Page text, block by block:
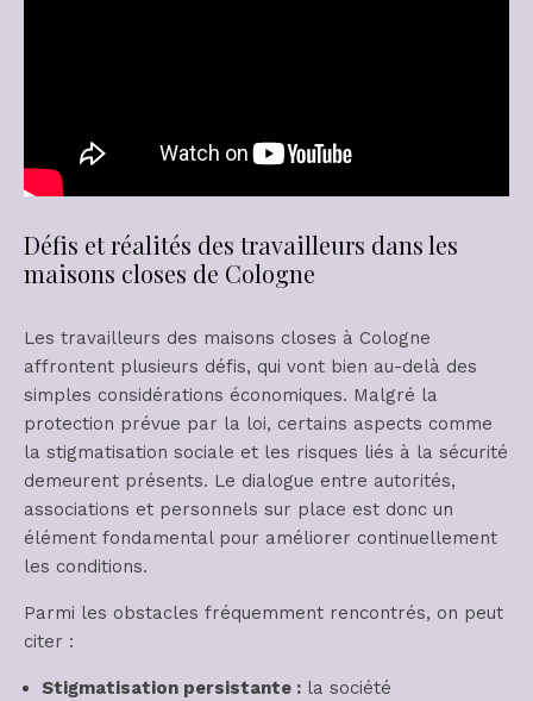
Défis et réalités des travailleurs dans les
maisons closes de Cologne
Les travailleurs des maisons closes à Cologne
affrontent plusieurs défis, qui vont bien au-delà des
simples considérations économiques. Malgré la
protection prévue par la loi, certains aspects comme
la stigmatisation sociale et les risques liés à la sécurité
demeurent présents. Le dialogue entre autorités,
associations et personnels sur place est donc un
élément fondamental pour améliorer continuellement
les conditions.
Parmi les obstacles fréquemment rencontrés, on peut
citer :
Stigmatisation persistante : la société